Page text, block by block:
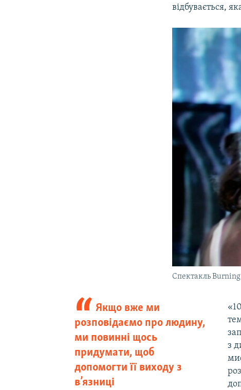
відбувається,
Спектакль Burning
Якщо вже ми
розповідаємо про людину,
ми повинні щось
придумати, щоб
допомогти її виходу з
в’язниці
з